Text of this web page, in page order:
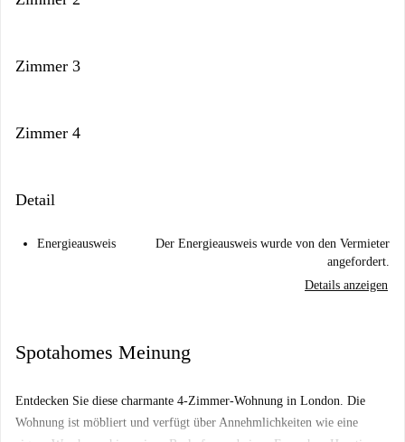
Zimmer 3
Zimmer 4
Detail
Energieausweis
Der Energieausweis wurde von den Vermieter
angefordert.
Details anzeigen
Spotahomes Meinung
Entdecken Sie diese charmante 4-Zimmer-Wohnung in London. Die
Wohnung ist möbliert und verfügt über Annehmlichkeiten wie eine